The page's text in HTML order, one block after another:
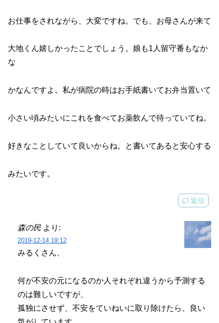
お仕事をされながら、大変ですね。でも、お母さんが来て
大地くん嬉しかったことでしょう。娘も1人留守番もなか
な
かなんですよ。私が病院の時はお手紙書いてお弁当置いて
小さい頃みたいにこれを食べてお薬飲んで待っていてね。
好きなことしていて良いからね。と書いてあると安心する
みたいです。
返信
森の民 より:
2019-12-14 19:12
みるくさん、
何が不安の元になるのか人それぞれ違うから予測する
のは難しいですが、
孤独にさせず、不安をていねいに取り除けたら、良い